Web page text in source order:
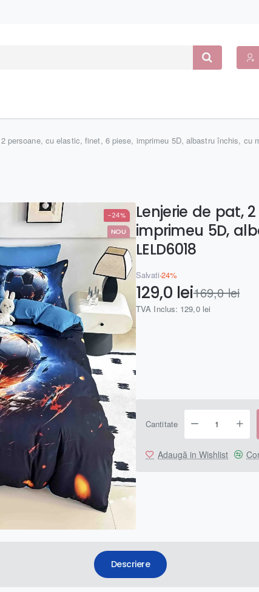
persoane, cu elastic, finet, 6 piese, imprimeu 5D, albastru închis, cu
NOU
-24%
Lenjerie de pat,
imprimeu 5D,
LELD6018
Salvați-24%
129,0 lei169,0 lei
TVA Inclus: 129,0 lei
Cantitate
Adaugă in Wishlist
Descriere